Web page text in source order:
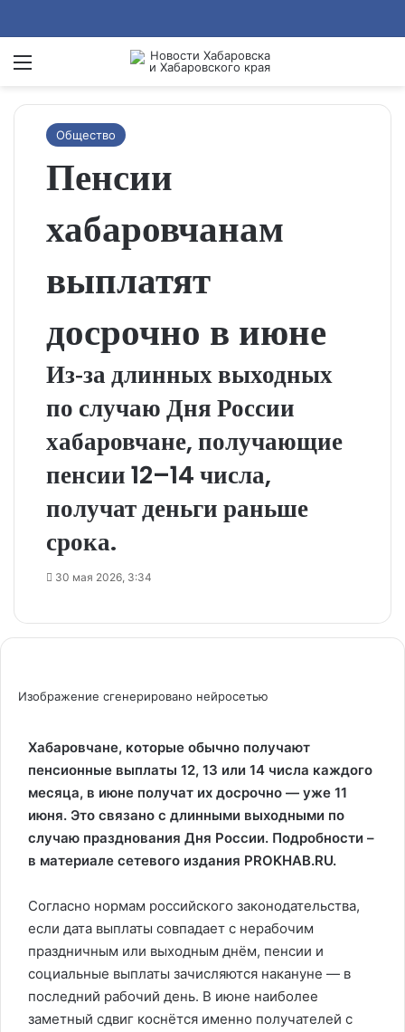
Menu
Общество
Пенсии
хабаровчанам
выплатят
досрочно в июне
Из‑за длинных выходных
по случаю Дня России
хабаровчане, получающие
пенсии 12–14 числа,
получат деньги раньше
срока.
30 мая 2026, 3:34
Изображение сгенерировано нейросетью
Хабаровчане, которые обычно получают
пенсионные выплаты 12, 13 или 14 числа каждого
месяца, в июне получат их досрочно — уже 11
июня. Это связано с длинными выходными по
случаю празднования Дня России. Подробности –
в материале сетевого издания PROKHAB.RU.
Согласно нормам российского законодательства,
если дата выплаты совпадает с нерабочим
праздничным или выходным днём, пенсии и
социальные выплаты зачисляются накануне — в
последний рабочий день. В июне наиболее
заметный сдвиг коснётся именно получателей с